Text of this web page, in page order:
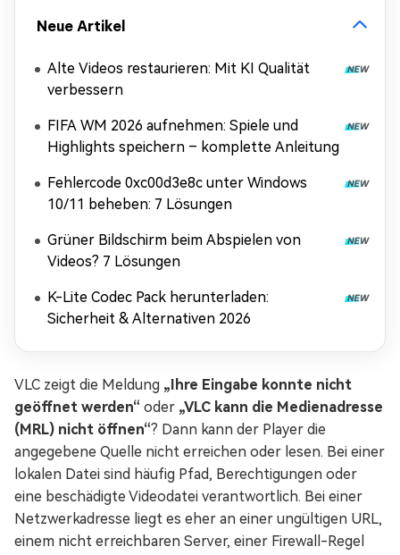
Neue Artikel
Alte Videos restaurieren: Mit KI Qualität
verbessern
FIFA WM 2026 aufnehmen: Spiele und
Highlights speichern – komplette Anleitung
Fehlercode 0xc00d3e8c unter Windows
10/11 beheben: 7 Lösungen
Grüner Bildschirm beim Abspielen von
Videos? 7 Lösungen
K-Lite Codec Pack herunterladen:
Sicherheit & Alternativen 2026
VLC zeigt die Meldung „Ihre Eingabe konnte nicht
geöffnet werden“ oder „VLC kann die Medienadresse
(MRL) nicht öffnen“? Dann kann der Player die
angegebene Quelle nicht erreichen oder lesen. Bei einer
lokalen Datei sind häufig Pfad, Berechtigungen oder
eine beschädigte Videodatei verantwortlich. Bei einer
Netzwerkadresse liegt es eher an einer ungültigen URL,
einem nicht erreichbaren Server, einer Firewall-Regel